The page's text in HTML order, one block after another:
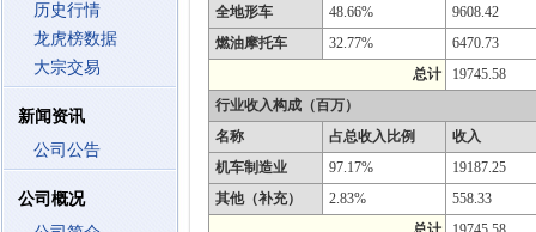
历史行情
龙虎榜数据
大宗交易
新闻资讯
公司公告
公司概况
全地形车
48.66%
9608.42
燃油摩托车
32.77%
6470.73
总计
19745.58
行业收入构成（百万）
名称
占总收入比例
收入
机车制造业
97.17%
19187.25
其他（补充）
2.83%
558.33